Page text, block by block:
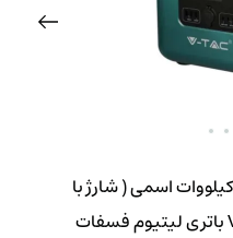
اسمی ( شارژ با
برق شهر و پنل خورشیدی) V-TAC باتری لیتیوم فسفات